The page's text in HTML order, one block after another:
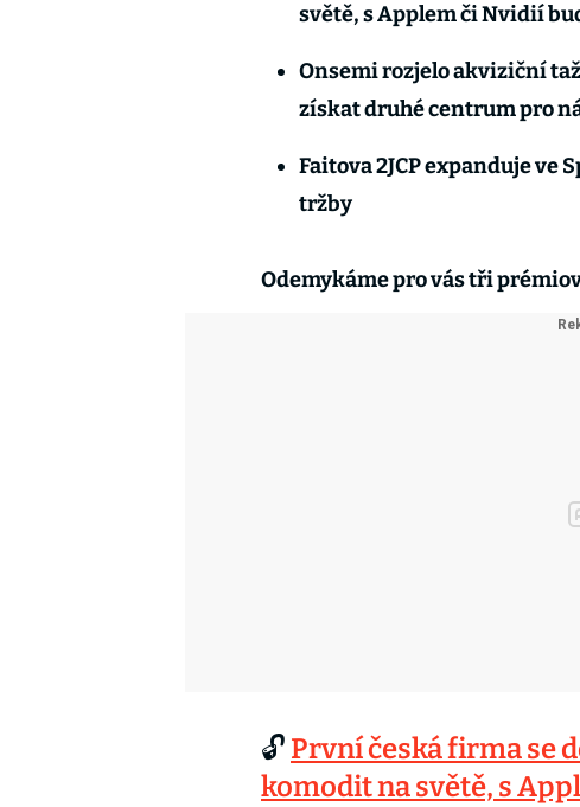
světě, s Applem či Nvidií
Onsemi rozjelo akviziční
získat druhé centrum pro
Faitova 2JCP expanduje ve
tržby
Odemykáme pro vás tři
🔓 První česká firma se
komodit na světě, s